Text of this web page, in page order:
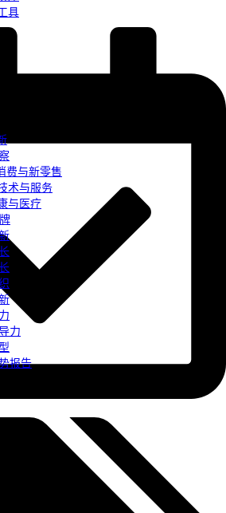
具
费与新零售
术与服务
与医疗
力
报告